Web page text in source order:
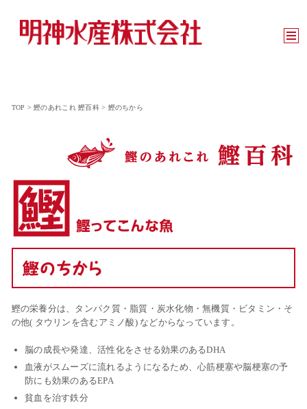
TOP >鰹のあれこれ 鰹百科> 鰹のちから
鰹の栄養分は、タンパク質・脂質・炭水化物・無機質・ビタミン・そ
の他( タウリンを含むアミノ酸) などからなっています。
脳の成長や発達、活性化をさせる効果のあるDHA
血液がスムーズに流れるようになるため、心筋梗塞や脳梗塞の予
防にも効果のあるEPA
貧血を治す鉄分